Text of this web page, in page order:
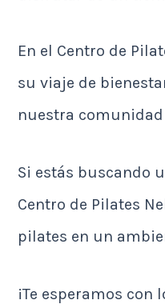
En el Centro de
su viaje de
nuestra
Si estás buscando
Centro de Pilates
pilates en un
¡Te esperamos